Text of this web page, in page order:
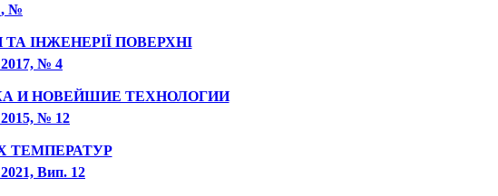
, №
ІНЖЕНЕРІЇ ПОВЕРХНІ
2017, № 4
И НОВЕЙШИЕ ТЕХНОЛОГИИ
2015, № 12
ТЕМПЕРАТУР
2021, Вип. 12